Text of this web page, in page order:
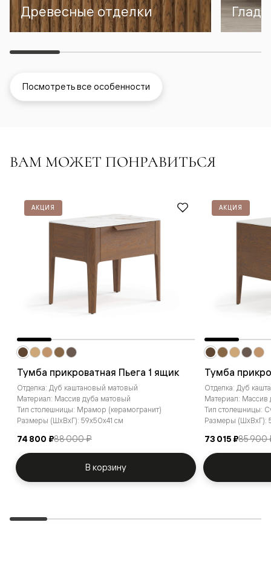
Древесные отделки
Посмотреть все особенности
ВАМ МОЖЕТ ПОНРАВИТЬСЯ
АКЦИЯ
Тумба прикроватная Пьега 1 ящик
Отделка: Дуб каштановый матовый
Материал: Массив дуба матовый
Тип столешницы: Мрамор (керамогранит)
Размеры (ШxВxГ): 59x50x41 см
74 800 ₽88 000 ₽
В корзину
АКЦИЯ
Тумба
Отделка: Дуб
Материал: Массив
Тип столешницы:
Размеры (ШxВxГ):
73 015 ₽85 900